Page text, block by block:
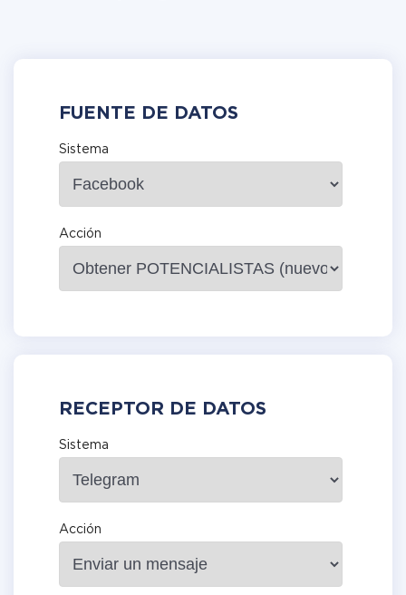
FUENTE DE DATOS
Sistema
Acción
RECEPTOR DE DATOS
Sistema
Acción